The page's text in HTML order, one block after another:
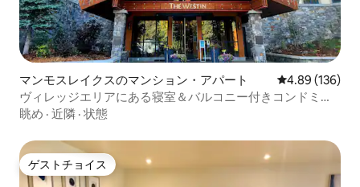
マンモスレイクスのマンション・アパート レビュー136
4.89 (136)
ヴィレッジエリアにある寝室＆バルコニー付きコンドミニ
アム
眺め · 近隣 · 状態
ゲストチョイス
ゲストチョイス